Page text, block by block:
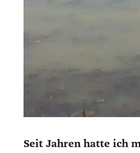
Seit Jah­ren hat­te ich